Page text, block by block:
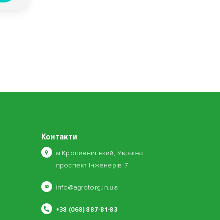
Контакти
м.Кропивницький, Україна
проспект Інженерів 7
info@agrotorg.in.ua
+38 (068) 887-81-83